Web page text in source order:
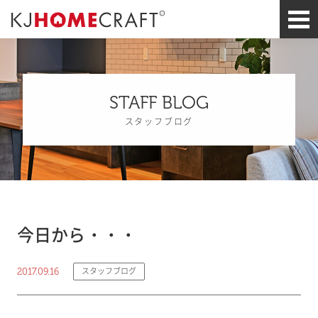
STAFF BLOG
スタッフブログ
今日から・・・
2017.09.16 スタッフブログ